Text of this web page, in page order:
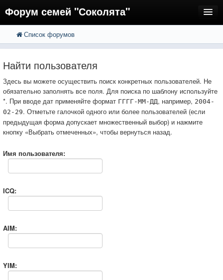
Форум семей "Соколята"
FAQ
Вход
Список форумов
Найти пользователя
Здесь вы можете осуществить поиск конкретных пользователей. Не
обязательно заполнять все поля. Для поиска по шаблону используйте
*. При вводе дат применяйте формат ГГГГ-ММ-ДД, например, 2004-
02-29. Отметьте галочкой одного или более пользователей (если
предыдущая форма допускает множественный выбор) и нажмите
кнопку «Выбрать отмеченных», чтобы вернуться назад.
Имя пользователя:
ICQ:
AIM:
YIM: